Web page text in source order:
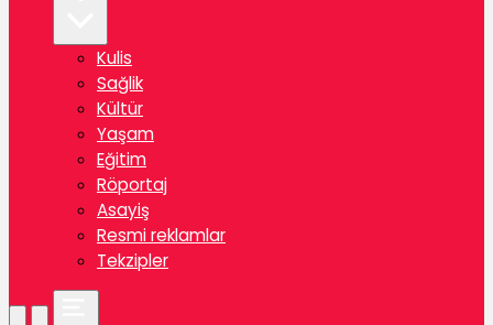
Kulis
Sağlik
Kültür
Yaşam
Eğitim
Röportaj
Asayiş
Resmi reklamlar
Tekzipler